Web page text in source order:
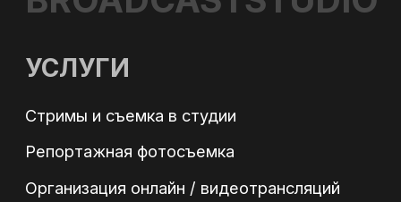
Телефон: +7 (495) 500-96-73
Email: 89255009673@mail.ru